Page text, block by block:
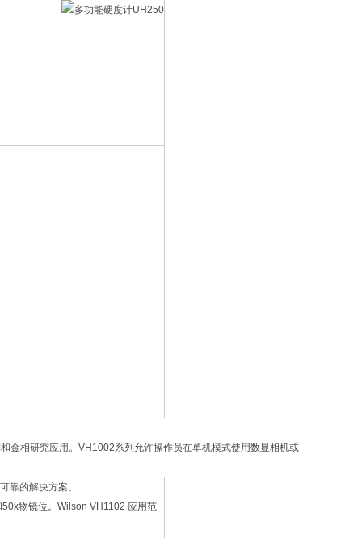
金相研究应用。VH1002系列允许操作员在单机模式使用数显相机或
靠的解决方案。
物镜位。Wilson VH1102 应用范